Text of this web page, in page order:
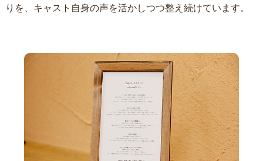
りを、キャスト自身の声を活かしつつ整え続けています。